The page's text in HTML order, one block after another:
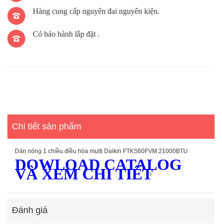
Hàng cung cấp nguyên đai nguyên kiện.
Có bảo hành lắp đặt .
Chi tiết sản phẩm
Dàn nóng 1 chiều điều hòa multi Daikin FTKS60FVM 21000BTU
DOWLOAD CATALOG
VÀ XEM CHI TIẾT
Đánh giá